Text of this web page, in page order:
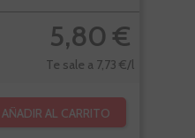
5,80 €
Te sale a 7,73 €/l
AÑADIR AL CARRITO